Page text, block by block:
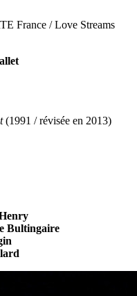
France / Love Streams
(1991 / révisée en 2013)
Bultingaire